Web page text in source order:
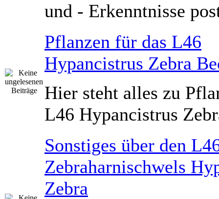
und - Erkenntnisse
Pflanzen für das L46
Hypancistrus Zebra
Hier steht alles zu
L46 Hypancistrus
Sonstiges über den
Zebraharnischwels
Zebra